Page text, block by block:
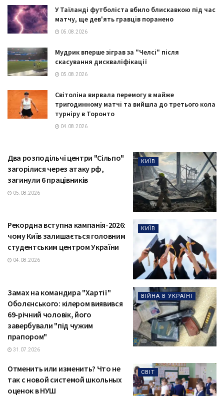
У Таїланді футболіста вбило блискавкою під час
матчу, ще дев'ять гравців поранено
05.08.2026
Мудрик вперше зіграв за "Челсі" після
скасування дискваліфікації
05.08.2026
Світоліна вирвала перемогу в майже
тригодинному матчі та вийшла до третього кола
турніру в Торонто
04.08.2026
КИЇВ
Два розподільчі центри "Сільпо"
загорілися через атаку рф,
загинули 6 працівників
05.08.2026
КИЇВ
Рекордна вступна кампанія-2026:
чому Київ залишається головним
студентським центром України
04.08.2026
ВІЙНА В УКРАЇНІ
Замах на командира "Хартії"
Оболєнського: кілером виявився
69-річний чоловік, його
завербували "під чужим
прапором"
31.07.2026
СВІТ
Отменить или изменить? Что не
так с новой системой школьных
оценок в НУШ